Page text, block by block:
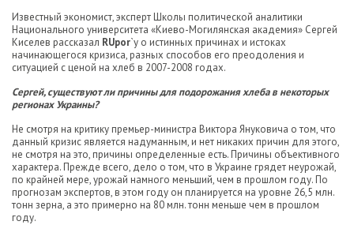
Известный экономист, эксперт Школы политической аналитики
Национального университета «Киево-Могилянская академия» Сергей
Киселев рассказал RUpor`у о истинных причинах и истоках
начинающегося кризиса, разных способов его преодоления и
ситуацией с ценой на хлеб в 2007-2008 годах.
Сергей, существуют ли причины для подорожания хлеба в некоторых
регионах Украины?
Не смотря на критику премьер-министра Виктора Януковича о том, что
данный кризис является надуманным, и нет никаких причин для этого,
не смотря на это, причины определенные есть. Причины объективного
характера. Прежде всего, дело о том, что в Украине грядет неурожай,
по крайней мере, урожай намного меньший, чем в прошлом году. По
прогнозам экспертов, в этом году он планируется на уровне 26,5 млн.
тонн зерна, а это примерно на 80 млн. тонн меньше чем в прошлом
году.